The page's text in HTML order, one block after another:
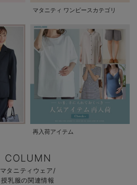
マタニティ ワンピースカテゴリ
再入荷アイテム
COLUMN
マタニティウェア/
授乳服の関連情報